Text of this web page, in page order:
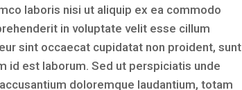
laboris nisi ut aliquip ex ea commodo
in voluptate velit esse cillum
sint occaecat cupidatat non proident, sunt
id est laborum. Sed ut perspiciatis unde
doloremque laudantium, totam